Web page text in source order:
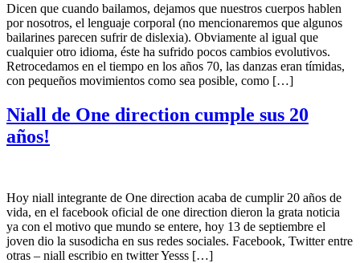
Dicen que cuando bailamos, dejamos que nuestros cuerpos hablen
por nosotros, el lenguaje corporal (no mencionaremos que algunos
bailarines parecen sufrir de dislexia). Obviamente al igual que
cualquier otro idioma, éste ha sufrido pocos cambios evolutivos.
Retrocedamos en el tiempo en los años 70, las danzas eran tímidas,
con pequeños movimientos como sea posible, como […]
Niall de One direction cumple sus 20
años!
Hoy niall integrante de One direction acaba de cumplir 20 años de
vida, en el facebook oficial de one direction dieron la grata noticia
ya con el motivo que mundo se entere, hoy 13 de septiembre el
joven dio la susodicha en sus redes sociales. Facebook, Twitter entre
otras – niall escribio en twitter Yesss […]